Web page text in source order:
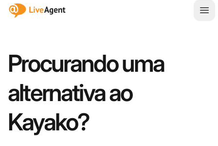
:site.title
Procurando uma
alternativa ao
Kayako?